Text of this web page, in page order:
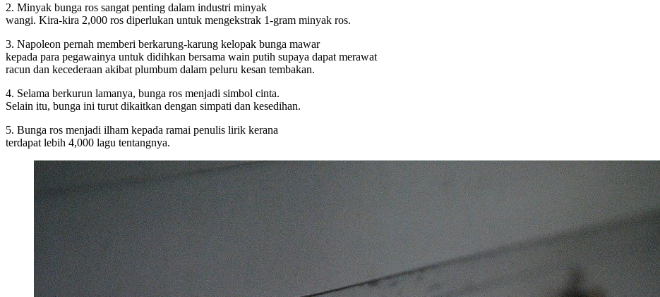
2. Minyak bunga ros sangat penting dalam industri minyak
wangi. Kira-kira 2,000 ros diperlukan untuk mengekstrak 1-gram minyak ros.
3. Napoleon pernah memberi berkarung-karung kelopak bunga mawar
kepada para pegawainya untuk didihkan bersama wain putih supaya dapat merawat
racun dan kecederaan akibat plumbum dalam peluru kesan tembakan.
4. Selama berkurun lamanya, bunga ros menjadi simbol cinta.
Selain itu, bunga ini turut dikaitkan dengan simpati dan kesedihan.
5. Bunga ros menjadi ilham kepada ramai penulis lirik kerana
terdapat lebih 4,000 lagu tentangnya.